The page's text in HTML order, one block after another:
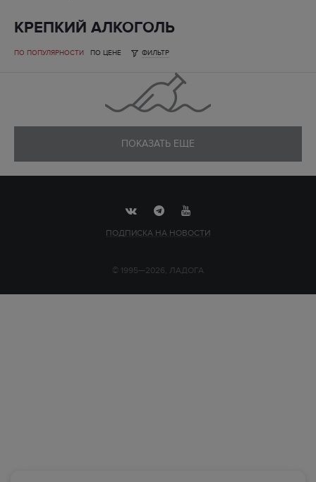
КРЕПКИЙ АЛКОГОЛЬ
ПО ПОПУЛЯРНОСТИ ПО ЦЕНЕ ФИЛЬТР
ПОКАЗАТЬ ЕЩЕ
ПОДПИСКА НА НОВОСТИ
© 1995—2026, ЛАДОГА